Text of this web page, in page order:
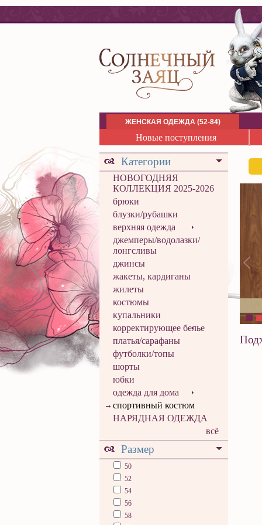
ЖЕНСКАЯ ОДЕЖДА (52-84)
Новые поступления
Категории
НОВОГОДНЯЯ
КОЛЛЕКЦИЯ 2025-2026
брюки
блузки/рубашки
верхняя одежда
джемперы/водолазки/
лонгсливы
джинсы
жакеты, кардиганы
жилеты
костюмы
купальники
корректирующее белье
платья/сарафаны
футболки/топы
шорты
юбки
одежда для дома
спортивный костюм
НАРЯДНАЯ ОДЕЖДА
всё
Размер
50
52
54
56
58